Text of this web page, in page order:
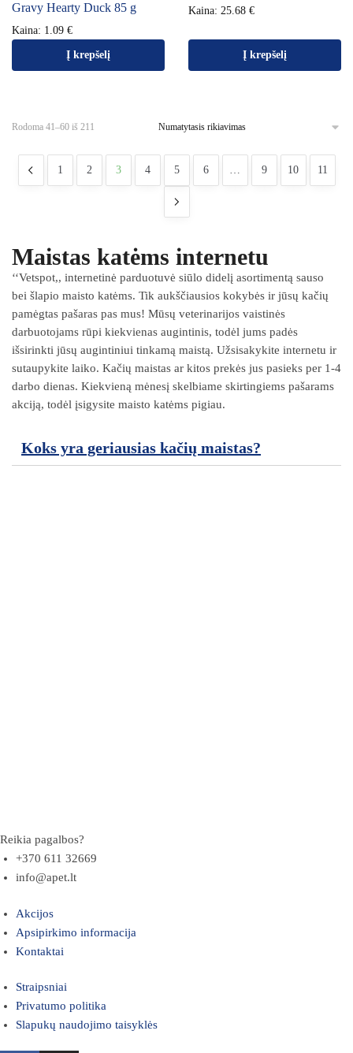
Gravy Hearty Duck 85 g
Kaina: 1.09 €
Į krepšelį
Kaina: 25.68 €
Į krepšelį
Rodoma 41–60 iš 211
1 2 3 4 5 6 … 9 10 11
Maistas katėms internetu
‘‘Vetspot,, internetinė parduotuvė siūlo didelį asortimentą sauso
bei šlapio maisto katėms. Tik aukščiausios kokybės ir jūsų kačių
pamėgtas pašaras pas mus! Mūsų veterinarijos vaistinės
darbuotojams rūpi kiekvienas augintinis, todėl jums padės
išsirinkti jūsų augintiniui tinkamą maistą. Užsisakykite internetu ir
sutaupykite laiko. Kačių maistas ar kitos prekės jus pasieks per 1-4
darbo dienas. Kiekvieną mėnesį skelbiame skirtingiems pašarams
akciją, todėl įsigysite maisto katėms pigiau.
Koks yra geriausias kačių maistas?
Reikia pagalbos?
+370 611 32669
info@apet.lt
Akcijos
Apsipirkimo informacija
Kontaktai
Straipsniai
Privatumo politika
Slapukų naudojimo taisyklės